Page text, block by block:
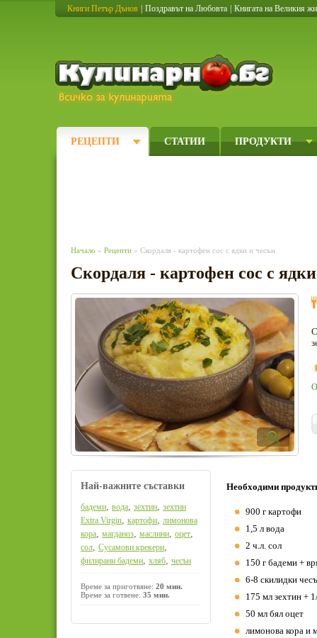
Книги Петър Дънов Поздравът на Любовта Книгата на Великия
РЕЦЕПТИ СТАТИИ ПРОДУКТИ
Начало » Рецепти » Скордаля - картофен сос с ядки и чесън
Скордаля - картофен сос с
Необходими
900 г картофи
1,5 л вода
2 ч.л. сол
150 г бадеми +
6-8 скилидки
175 мл зехтин +
50 мл бял оцет
лимонова кора и
Най-важните съставки
бадеми, вода, зехтин, зехтин
Extra Virgin, картофи, лимонова
кора, магданоз, маслини, оцет,
сол, Сусамови крекери,
филирани бадеми, хляб, чесън
Време за приготвяне: 20 мин.
Време за готвене: 35 мин.